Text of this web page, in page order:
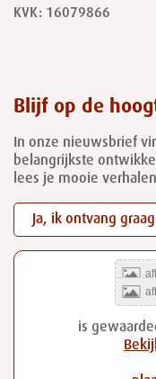
KVK: 16079866
Blijf op de
In onze nieuwsbrief
belangrijkste
lees je mooie
Ja, ik ontvang
is